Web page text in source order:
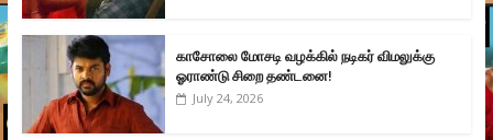
காசோலை மோசடி வழக்கில் நடிகர் விமலுக்கு
ஓராண்டு சிறை தண்டனை!
July 24, 2026